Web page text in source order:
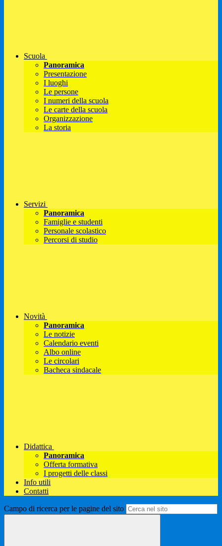
Scuola
Panoramica
Presentazione
I luoghi
Le persone
I numeri della scuola
Le carte della scuola
Organizzazione
La storia
Servizi
Panoramica
Famiglie e studenti
Personale scolastico
Percorsi di studio
Novità
Panoramica
Le notizie
Calendario eventi
Albo online
Le circolari
Bacheca sindacale
Didattica
Panoramica
Offerta formativa
I progetti delle classi
Info utili
Contatti
Campo di ricerca per le pagine del sito